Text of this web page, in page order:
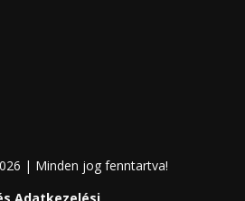
| Minden jog fenntartva!
Adatkezelési